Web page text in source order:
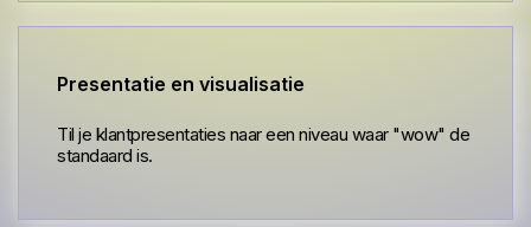
Presentatie en visualisatie
Til je klantpresentaties naar een niveau waar "wow" de
standaard is.